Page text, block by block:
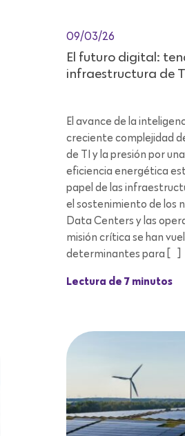
09/03/26
El futuro digital:
infraestructura de
El avance de la
creciente complejidad
de TI y la presión por
eficiencia energética
papel de las
el sostenimiento de los
Data Centers y las
misión crítica se han
determinantes para […]
Lectura de 7 minutos